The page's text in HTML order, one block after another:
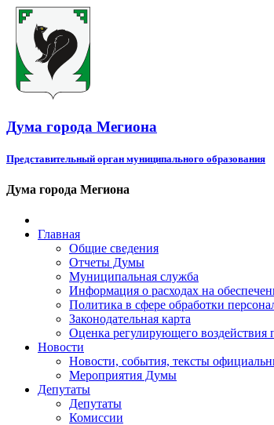
Дума города Мегиона
Представительный орган муниципального образования
Дума города Мегиона
Главная
Общие сведения
Отчеты Думы
Муниципальная служба
Информация о расходах на
Политика в сфере обработки
Законодательная карта
Оценка регулирующего
Новости
Новости, события, тексты
Мероприятия Думы
Депутаты
Депутаты
Комиссии